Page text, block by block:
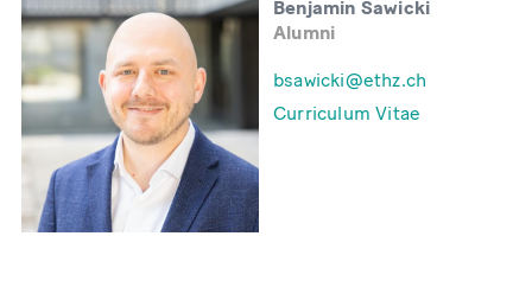
Benjamin Sawicki
Alumni
bsawicki@ethz.ch
Curriculum Vitae